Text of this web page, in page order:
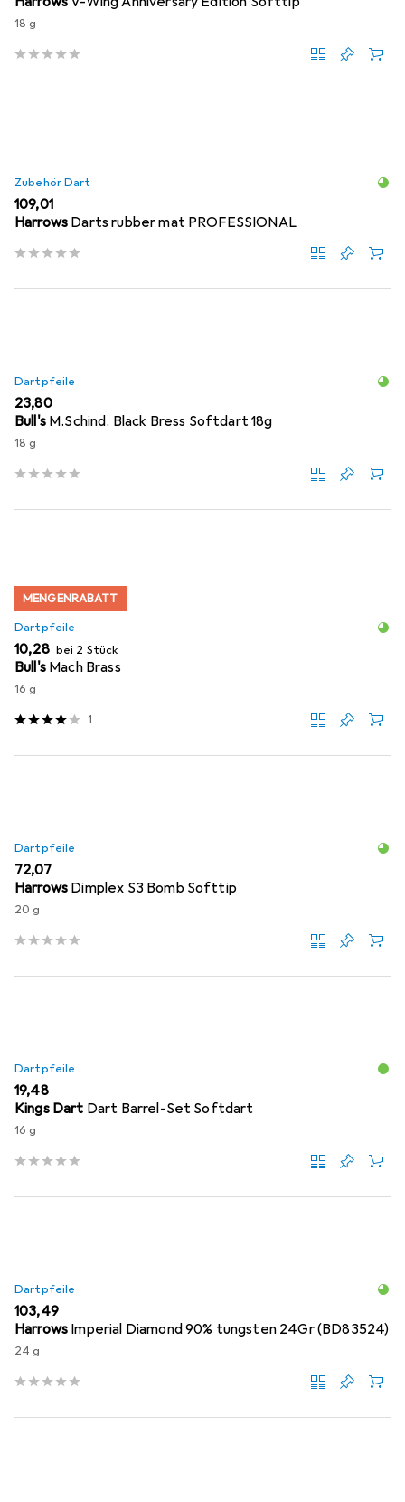
18 g
Zubehör Dart
EUR
109,01
Harrows Darts rubber mat PROFESSIONAL
Dartpfeile
EUR
23,80
Bull's M.Schind. Black Bress Softdart 18g
18 g
MENGENRABATT
Dartpfeile
EUR
10,28 bei 2 Stück
Bull's Mach Brass
16 g
1
Dartpfeile
EUR
72,07
Harrows Dimplex S3 Bomb Softtip
20 g
Dartpfeile
EUR
19,48
Kings Dart Dart Barrel-Set Softdart
16 g
Dartpfeile
EUR
103,49
Harrows Imperial Diamond 90% tungsten 24Gr (BD83524)
24 g